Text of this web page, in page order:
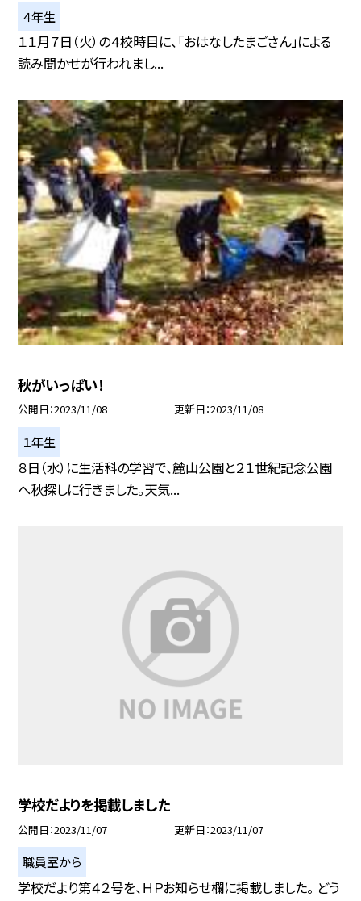
４年生
１１月７日（火）の４校時目に、「おはなしたまごさん」による
読み聞かせが行われまし...
秋がいっぱい！
公開日 2023/11/08 更新日 2023/11/08
１年生
８日（水）に生活科の学習で、麓山公園と２１世紀記念公園
へ秋探しに行きました。天気...
学校だよりを掲載しました
公開日 2023/11/07 更新日 2023/11/07
職員室から
学校だより第４２号を、ＨＰお知らせ欄に掲載しました。 どう